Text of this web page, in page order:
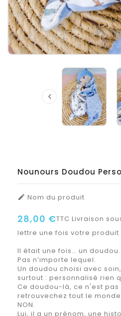

Nounours Doudou
 Nom du produit
28,00 €TTC Livraison
lettre une fois votre produit
Il était une fois… un doudou.
Pas n’importe lequel.
Un doudou choisi avec
surtout : personnalisé rien
Ce doudou-là, ce n'est pas
retrouvechez tout le
NON.
Lui, il a un prénom, une